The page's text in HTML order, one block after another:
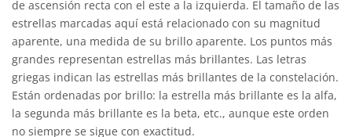
de ascensión recta con el este a la izquierda. El tamaño de las
estrellas marcadas aquí está relacionado con su magnitud
aparente, una medida de su brillo aparente. Los puntos más
grandes representan estrellas más brillantes. Las letras
griegas indican las estrellas más brillantes de la constelación.
Están ordenadas por brillo: la estrella más brillante es la alfa,
la segunda más brillante es la beta, etc., aunque este orden
no siempre se sigue con exactitud.